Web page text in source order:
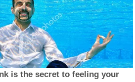
is the secret to feeling your